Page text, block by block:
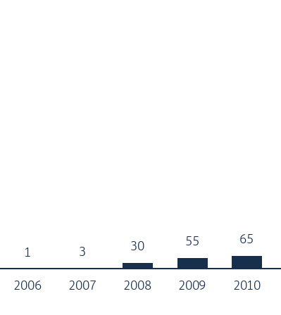
2006 2007 2008 2009 2010
1
1 3
3 30
30 55
55 65
65